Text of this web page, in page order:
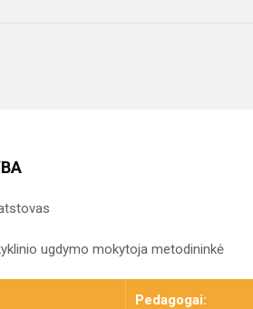
ugdymo mokytoja metodininkė
Pedagogai: